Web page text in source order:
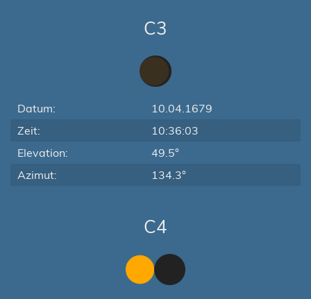
C3
Datum:
10.04.1679
Zeit:
10:36:03
Elevation:
49.5°
Azimut:
134.3°
C4